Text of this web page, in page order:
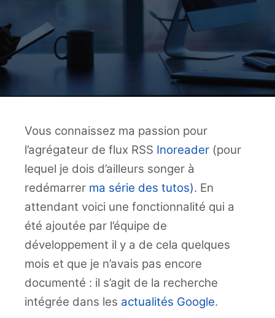
Vous connaissez ma passion pour
l’agrégateur de flux RSS Inoreader (pour
lequel je dois d’ailleurs songer à
redémarrer ma série des tutos). En
attendant voici une fonctionnalité qui a
été ajoutée par l’équipe de
développement il y a de cela quelques
mois et que je n’avais pas encore
documenté : il s’agit de la recherche
intégrée dans les actualités Google.